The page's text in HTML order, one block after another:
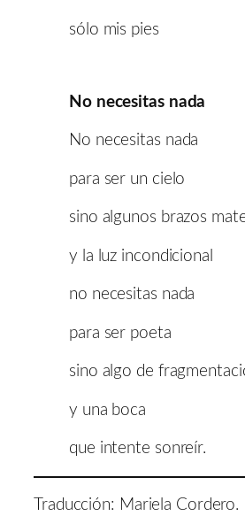
sólo mis pies
No necesitas nada
No necesitas nada
para ser un cielo
sino algunos brazos
y la luz incondicional
no necesitas nada
para ser poeta
sino algo de
y una boca
que intente sonreír.
Traducción: Mariela Cordero.